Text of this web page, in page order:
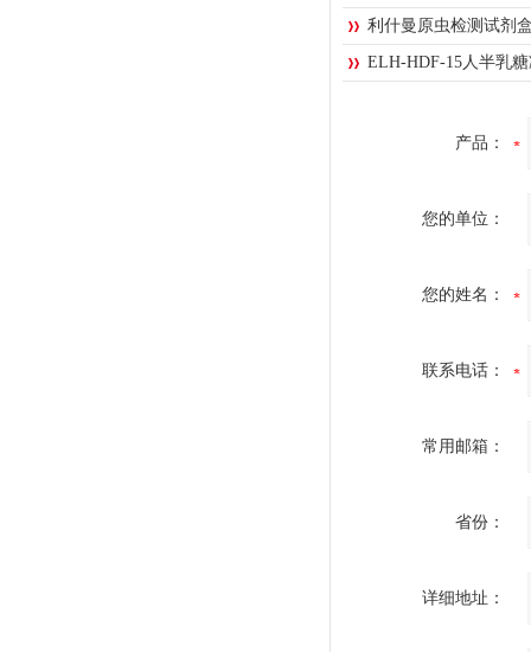
利什曼原虫检测试剂
ELH-HDF-15人半乳
产品：
您的单位：
您的姓名：
联系电话：
常用邮箱：
省份：
详细地址：